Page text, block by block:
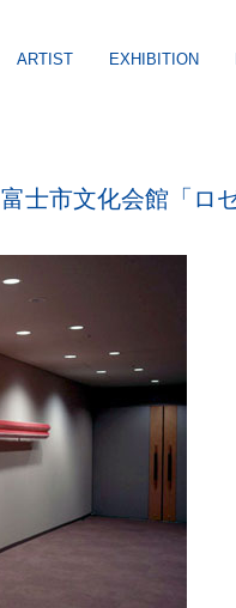
ARTIST EXHIBITION
富士市文化会館「ロ